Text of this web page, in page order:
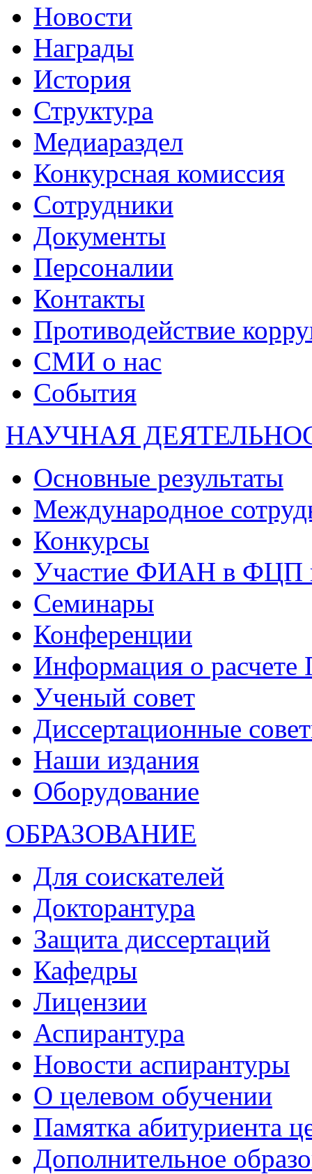
Новости
Награды
История
Структура
Медиараздел
Конкурсная комиссия
Сотрудники
Документы
Персоналии
Контакты
Противодействие
СМИ о нас
События
НАУЧНАЯ
Основные результаты
Международное
Конкурсы
Участие ФИАН в ФЦП
Семинары
Конференции
Информация о
Ученый совет
Диссертационные
Наши издания
Оборудование
ОБРАЗОВАНИЕ
Для соискателей
Докторантура
Защита диссертаций
Кафедры
Лицензии
Аспирантура
Новости аспирантуры
О целевом обучении
Памятка абитуриента
Дополнительное